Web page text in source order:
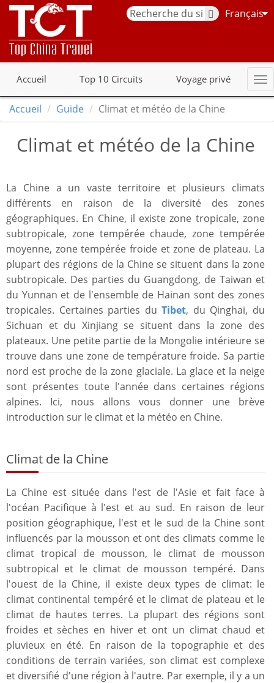
Français
Accueil Top 10 Circuits Voyage privé
Accueil Guide Climat et météo de la Chine
Climat et météo de la Chine
La Chine a un vaste territoire et plusieurs climats
différents en raison de la diversité des zones
géographiques. En Chine, il existe zone tropicale, zone
subtropicale, zone tempérée chaude, zone tempérée
moyenne, zone tempérée froide et zone de plateau. La
plupart des régions de la Chine se situent dans la zone
subtropicale. Des parties du Guangdong, de Taiwan et
du Yunnan et de l'ensemble de Hainan sont des zones
tropicales. Certaines parties duTibet, du Qinghai, du
Sichuan et du Xinjiang se situent dans la zone des
plateaux. Une petite partie de la Mongolie intérieure se
trouve dans une zone de température froide. Sa partie
nord est proche de la zone glaciale. La glace et la neige
sont présentes toute l'année dans certaines régions
alpines. Ici, nous allons vous donner une brève
introduction sur le climat et la météo en Chine.
Climat de la Chine
La Chine est située dans l'est de l'Asie et fait face à
l'océan Pacifique à l'est et au sud. En raison de leur
position géographique, l'est et le sud de la Chine sont
influencés par la mousson et ont des climats comme le
climat tropical de mousson, le climat de mousson
subtropical et le climat de mousson tempéré. Dans
l'ouest de la Chine, il existe deux types de climat: le
climat continental tempéré et le climat de plateau et le
climat de hautes terres. La plupart des régions sont
froides et sèches en hiver et ont un climat chaud et
pluvieux en été. En raison de la topographie et des
conditions de terrain variées, son climat est complexe
et diversifié d'une région à l'autre. Par exemple, il y a un